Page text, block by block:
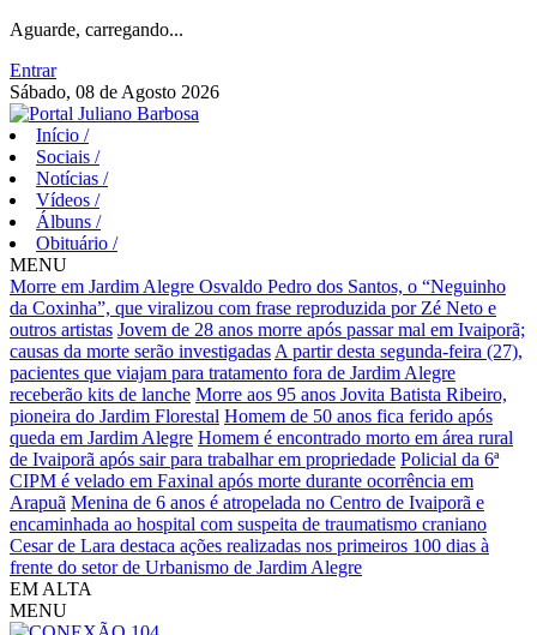
Aguarde, carregando...
Entrar
Sábado, 08 de Agosto 2026
Início /
Sociais /
Notícias /
Vídeos /
Álbuns /
Obituário /
MENU
Morre em Jardim Alegre Osvaldo Pedro dos Santos, o “Neguinho
da Coxinha”, que viralizou com frase reproduzida por Zé Neto e
outros artistas Jovem de 28 anos morre após passar mal em Ivaiporã;
causas da morte serão investigadas A partir desta segunda-feira (27),
pacientes que viajam para tratamento fora de Jardim Alegre
receberão kits de lanche Morre aos 95 anos Jovita Batista Ribeiro,
pioneira do Jardim Florestal Homem de 50 anos fica ferido após
queda em Jardim Alegre Homem é encontrado morto em área rural
de Ivaiporã após sair para trabalhar em propriedade Policial da 6ª
CIPM é velado em Faxinal após morte durante ocorrência em
Arapuã Menina de 6 anos é atropelada no Centro de Ivaiporã e
encaminhada ao hospital com suspeita de traumatismo craniano
Cesar de Lara destaca ações realizadas nos primeiros 100 dias à
frente do setor de Urbanismo de Jardim Alegre
EM ALTA
MENU